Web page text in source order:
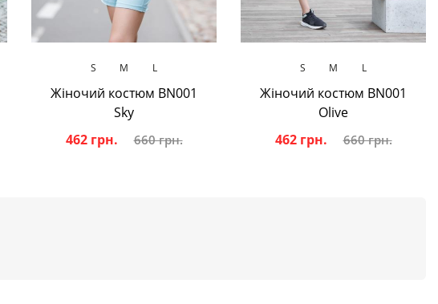
S M L
Жіночий костюм BN001
Sky
462 грн.
660 грн.
S M L
Жіночий костюм BN001
Olive
462 грн.
660 грн.